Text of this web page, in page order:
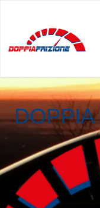
DOPPIA